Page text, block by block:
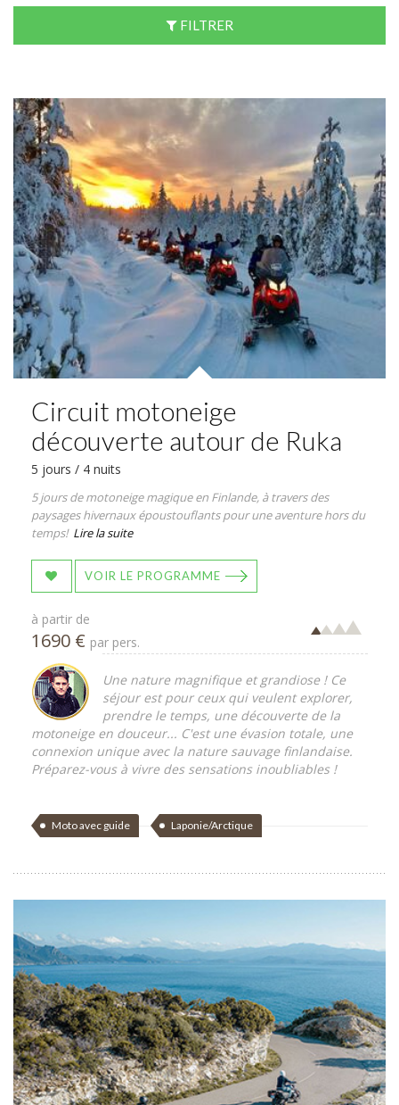
FILTRER
Circuit motoneige
découverte autour de Ruka
5 jours / 4 nuits
5 jours de motoneige magique en Finlande, à travers des
paysages hivernaux époustouflants pour une aventure hors du
temps! Lire la suite
VOIR LE PROGRAMME
à partir de
1690 € par pers.
Une nature magnifique et grandiose ! Ce
séjour est pour ceux qui veulent explorer,
prendre le temps, une découverte de la
motoneige en douceur... C'est une évasion totale, une
connexion unique avec la nature sauvage finlandaise.
Préparez-vous à vivre des sensations inoubliables !
Moto avec guide Laponie/Arctique